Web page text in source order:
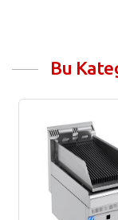
Bu